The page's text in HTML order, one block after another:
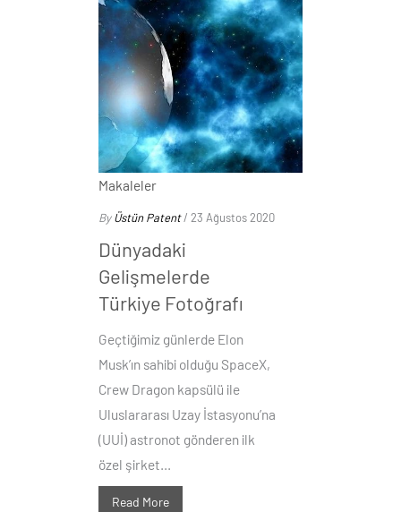
Makaleler
ByÜstün Patent/ 23 Ağustos 2020
Dünyadaki
Gelişmelerde
Türkiye Fotoğrafı
Geçtiğimiz günlerde Elon
Musk’ın sahibi olduğu SpaceX,
Crew Dragon kapsülü ile
Uluslararası Uzay İstasyonu’na
(UUİ) astronot gönderen ilk
özel şirket...
Read More